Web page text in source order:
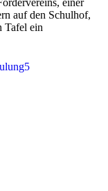
auf den Schulhof,
Tafel ein